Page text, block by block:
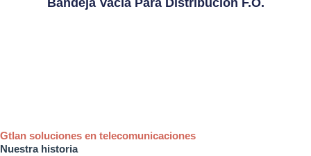
Gtlan soluciones en telecomunicaciones
Nuestra historia